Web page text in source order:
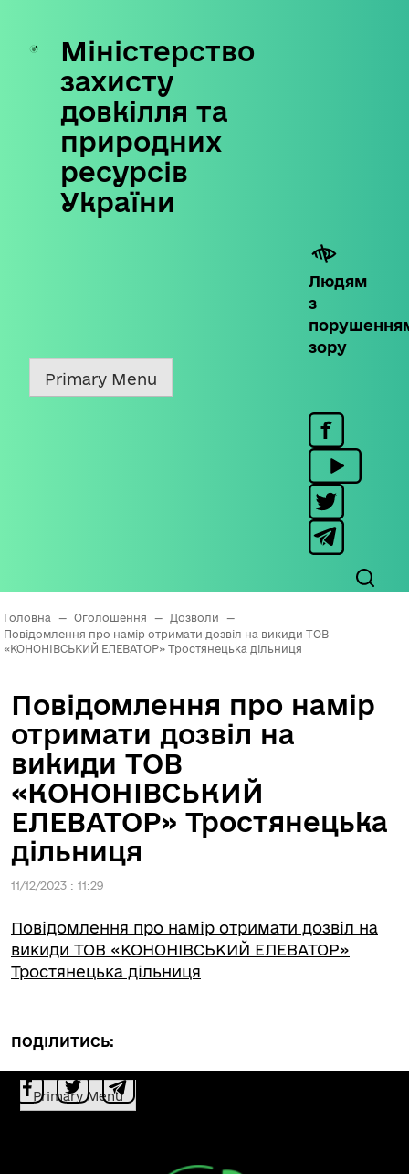
Skip
content
Міністерство
захисту
довкілля та
природних
ресурсів
України
Людям
з
зору
Primary Menu
Головна — Оголошення — Дозволи
—
Повідомлення про намір отримати дозвіл на викиди ТОВ
«КОНОНІВСЬКИЙ ЕЛЕВАТОР» Тростянецька дільниця
Повідомлення про намір
отримати дозвіл на
викиди ТОВ
«КОНОНІВСЬКИЙ
ЕЛЕВАТОР» Тростянецька
дільниця
11/12/2023 : 11:29
Повідомлення про намір отримати дозвіл на
викиди ТОВ «КОНОНІВСЬКИЙ ЕЛЕВАТОР»
Тростянецька дільниця
ПОДІЛИТИСЬ:
Primary Menu